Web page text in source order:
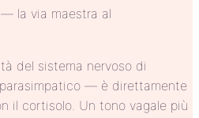
la via maestra al
del sistema nervoso di
— è direttamente
il cortisolo. Un tono vagale più